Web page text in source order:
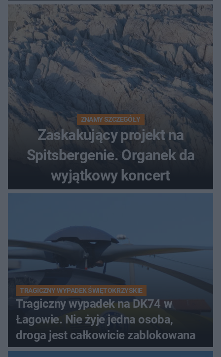
ZNAMY SZCZEGÓŁY
Zaskakujący projekt na
Spitsbergenie. Organek da
wyjątkowy koncert
TRAGICZNY WYPADEK ŚWIĘTOKRZYSKIE
Tragiczny wypadek na DK74 w
Łagowie. Nie żyje jedna osoba,
droga jest całkowicie zablokowana